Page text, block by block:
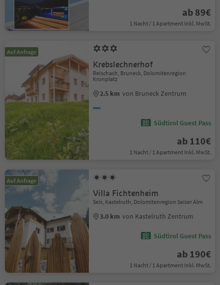
ab 89€
1 Nacht / 1 Apartment Inkl. MwSt.
Auf Anfrage
Krebslechnerhof
Reischach, Bruneck, Dolomitenregion
Kronplatz
2.5 km von Bruneck Zentrum
Südtirol Guest Pass
ab 110€
1 Nacht / 1 Apartment Inkl. MwSt.
Auf Anfrage
Villa Fichtenheim
Seis, Kastelruth, Dolomitenregion Seiser Alm
3.0 km von Kastelruth Zentrum
Südtirol Guest Pass
ab 190€
1 Nacht / 1 Apartment Inkl. MwSt.